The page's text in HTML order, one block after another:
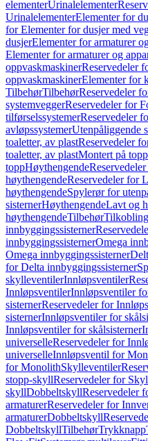
elementerUrinalelementer
UrinalelementerElementer for
for Elementer for dusjer med
dusjerElementer for armaturer
Elementer for armaturer og
oppvaskmaskinerReservedeler
oppvaskmaskinerElementer for
TilbehørTilbehørReservedeler
systemveggerReservedeler for
tilførselssystemerReservedeler
avløpssystemerUtenpåliggende
toaletter, av plastReservedeler
toaletter, av plastMontert på topp
toppHøythengende
høythengendeReservedeler for
høythengendeSpylerør for
sisternerHøythengendeLavt og
høythengendeTilbehør
innbyggingssisterner
innbyggingssisternerOmega
Omega innbyggingssisterner
for Delta innbyggingssisterner
skylleventilerInnløpsventiler
InnløpsventilerInnløpsventiler
sisternerReservedeler for
sisternerInnløpsventiler for
Innløpsventiler for skålsisterner
universelleReservedeler for
universelleInnløpsventil for
for MonolithSkylleventiler
stopp-skyllReservedeler for
skyllDobbeltskyllReservedeler
armaturerReservedeler for
armaturerDobbeltskyll
DobbeltskyllTilbehørTrykknapp